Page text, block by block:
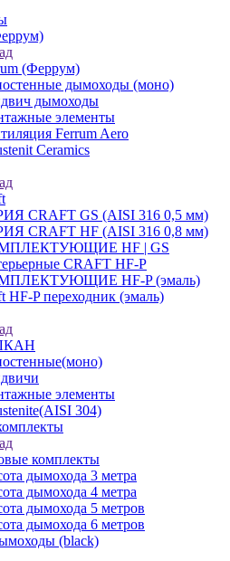
(Феррум)
дымоходы (моно)
дымоходы
элементы
Ferrum Aero
Ceramics
CRAFT GS (AISI 316 0,5 мм)
CRAFT HF (AISI 316 0,8 мм)
HF | GS
CRAFT HF-P
HF-P (эмаль)
HF-P переходник (эмаль)
элементы
304)
комплекты
дымохода 3 метра
дымохода 4 метра
дымохода 5 метров
дымохода 6 метров
(black)